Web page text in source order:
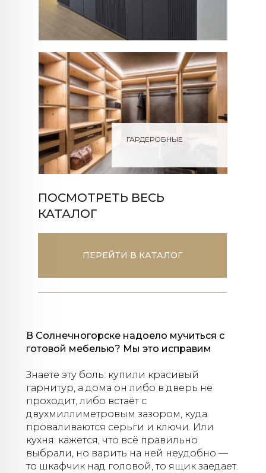
ГАРДЕРОБНЫЕ
ПОСМОТРЕТЬ ВЕСЬ
КАТАЛОГ
ПЕРЕЙТИ В КАТАЛОГ
В Солнечногорске надоело мучиться с
готовой мебелью? Мы это исправим
Знаете эту боль: купили красивый
гарнитур, а дома он либо в дверь не
проходит, либо встаёт с
двухмиллиметровым зазором, куда
проваливаются серьги и ключи. Или
кухня: кажется, что всё правильно
выбрали, но варить на ней неудобно —
то шкафчик над головой, то ящик заедает.